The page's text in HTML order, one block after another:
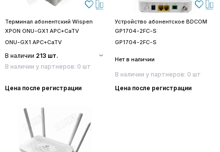
Терминал абонентский Wispen
XPON ONU-GX1 APC+CaTV
ONU-GX1 APC+CaTV
В наличии 213 шт.
В наличии у партнеров: 0 шт
Цена после регистрации
Устройство абонентское BDCOM
GP1704-2FC-S
GP1704-2FC-S
Нет в наличии
В наличии у партнеров: 0 шт
Цена после регистрации